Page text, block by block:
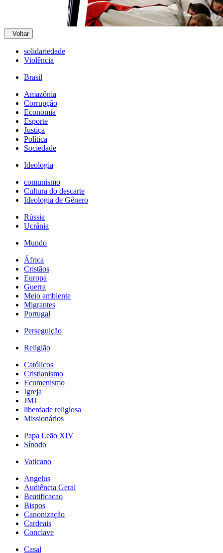
Voltar
solidariedade
Violência
Brasil
Amazônia
Corrupção
Economia
Esporte
Justiça
Política
Sociedade
Ideologia
comunismo
Cultura do descarte
Ideologia de Gênero
Rússia
Ucrânia
Mundo
África
Cristãos
Europa
Guerra
Meio ambiente
Migrantes
Portugal
Perseguição
Religião
Católicos
Cristianismo
Ecumenismo
Igreja
JMJ
liberdade religiosa
Missionários
Papa Leão XIV
Sínodo
Vaticano
Angelus
Audiência Geral
Beatificacao
Bispos
Canonização
Cardeais
Conclave
Casal